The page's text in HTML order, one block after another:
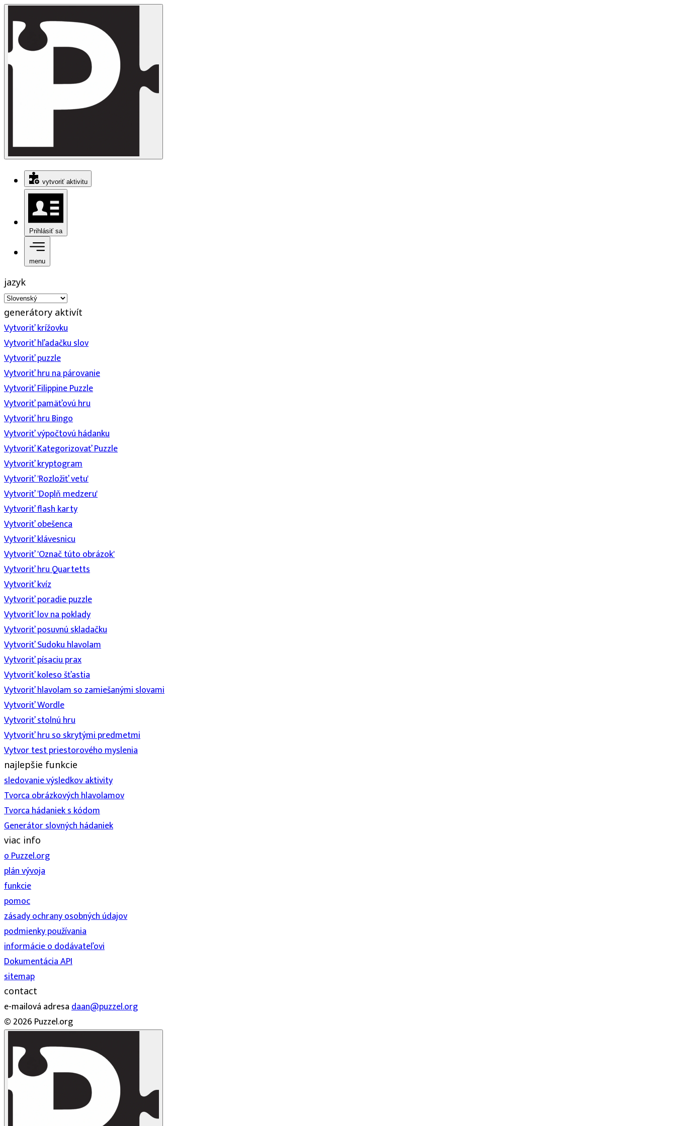
vytvoriť aktivitu
Prihlásiť sa
menu
jazyk
generátory aktivít
Vytvoriť krížovku
Vytvoriť hľadačku slov
Vytvoriť puzzle
Vytvoriť hru na párovanie
Vytvoriť Filippine Puzzle
Vytvoriť pamäťovú hru
Vytvoriť hru Bingo
Vytvoriť výpočtovú hádanku
Vytvoriť Kategorizovať Puzzle
Vytvoriť kryptogram
Vytvoriť 'Rozložiť vetu'
Vytvoriť 'Doplň medzeru'
Vytvoriť flash karty
Vytvoriť obešenca
Vytvoriť klávesnicu
Vytvoriť 'Označ túto obrázok'
Vytvoriť hru Quartetts
Vytvoriť kvíz
Vytvoriť poradie puzzle
Vytvoriť lov na poklady
Vytvoriť posuvnú skladačku
Vytvoriť Sudoku hlavolam
Vytvoriť písaciu prax
Vytvoriť koleso šťastia
Vytvoriť hlavolam so zamiešanými slovami
Vytvoriť Wordle
Vytvoriť stolnú hru
Vytvoriť hru so skrytými predmetmi
Vytvor test priestorového myslenia
najlepšie funkcie
sledovanie výsledkov aktivity
Tvorca obrázkových hlavolamov
Tvorca hádaniek s kódom
Generátor slovných hádaniek
viac info
o Puzzel.org
plán vývoja
funkcie
pomoc
zásady ochrany osobných údajov
podmienky používania
informácie o dodávateľovi
Dokumentácia API
sitemap
contact
e-mailová adresadaan@puzzel.org
© 2026 Puzzel.org